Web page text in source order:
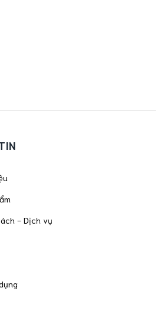
- Dịch vụ